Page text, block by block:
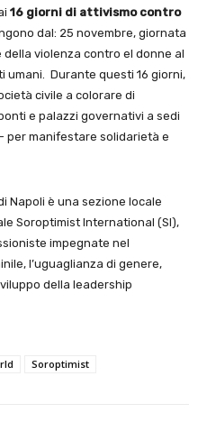
16 giorni di attivismo contro
dal: 25 novembre, giornata
violenza contro el donne al
umani. Durante questi 16 giorni,
civile a colorare di
e palazzi governativi a sedi
per manifestare solidarietà e
Napoli è una sezione locale
Soroptimist International (SI),
impegnate nel
l’uguaglianza di genere,
della leadership
Soroptimist